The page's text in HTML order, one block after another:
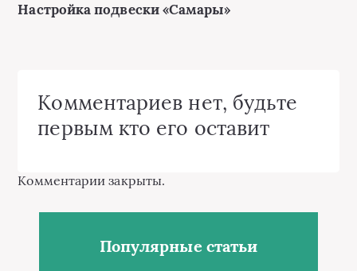
Настройка подвески «Самары»
Комментариев нет, будьте
первым кто его оставит
Комментарии закрыты.
Популярные статьи